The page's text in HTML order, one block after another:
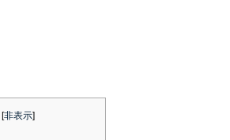
[非表示]